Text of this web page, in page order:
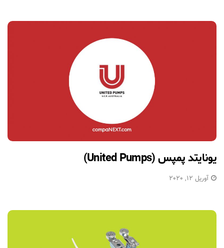
یونایتد پمپس (United Pumps)
آوریل 12, 2020